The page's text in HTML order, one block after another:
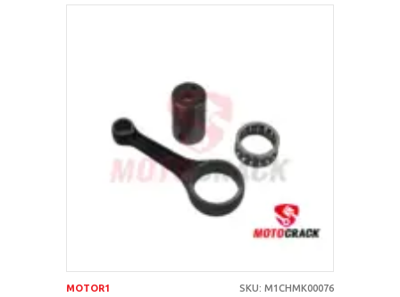
AÑADIR AL CARRITO
MOTOR1 SKU: M1CHMK00076